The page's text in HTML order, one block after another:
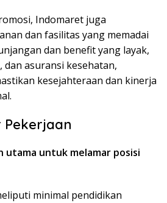
Indomaret juga
dan fasilitas yang memadai
dan benefit yang layak,
asuransi kesehatan,
kesejahteraan dan kinerja
utama untuk melamar posisi
minimal pendidikan